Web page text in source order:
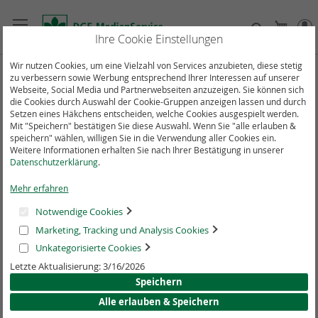
zum
Suche Mein
Zum
Ende
der
Bildergalerie
springen
Ihre Cookie Einstellungen
Wir nutzen Cookies, um eine Vielzahl von Services anzubieten, diese stetig
zu verbessern sowie Werbung entsprechend Ihrer Interessen auf unserer
Webseite, Social Media und Partnerwebseiten anzuzeigen. Sie können sich
die Cookies durch Auswahl der Cookie-Gruppen anzeigen lassen und durch
Setzen eines Häkchens entscheiden, welche Cookies ausgespielt werden.
Mit "Speichern" bestätigen Sie diese Auswahl. Wenn Sie "alle erlauben &
speichern" wählen, willigen Sie in die Verwendung aller Cookies ein.
Weitere Informationen erhalten Sie nach Ihrer Bestätigung in unserer
Datenschutzerklärung.
Mehr erfahren
Notwendige Cookies
Marketing, Tracking und Analysis Cookies
Unkategorisierte Cookies
Letzte Aktualisierung: 3/16/2026
Speichern
Alle erlauben & Speichern